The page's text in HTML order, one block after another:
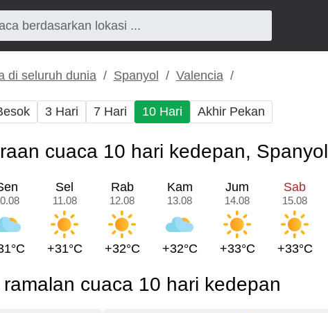
di seluruh dunia Spanyol Valencia
3 Hari 7 Hari 10 Hari Akhir Pekan
cuaca 10 hari kedepan, Spanyol
Sel
11.08
+31°C
Rab
12.08
+32°C
Kam
13.08
+32°C
Jum
14.08
+33°C
Sab
15.08
+33°C
cuaca 10 hari kedepan